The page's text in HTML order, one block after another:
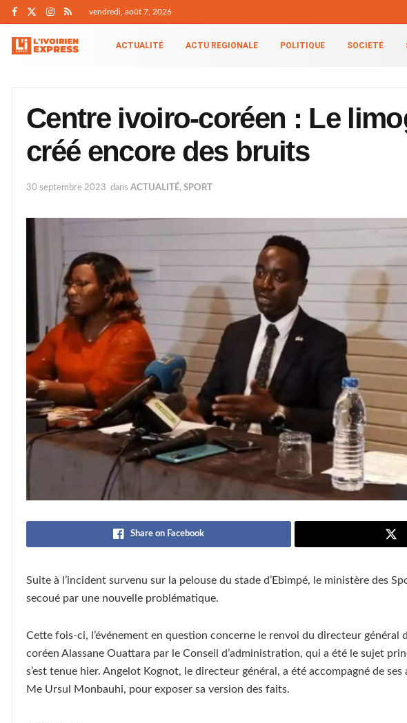
vendredi, août 7, 2026
ACTUALITÉ ACTU REGIONALE POLITIQUE SOCIETÉ
Centre ivoiro-coréen : Le
créé encore des bruits
30 septembre 2023 dans ACTUALITÉ, SPORT
Share on Facebook
Suite à l’incident survenu sur la pelouse du stade d’Ebimpé, le ministère des
secoué par une nouvelle problématique.
Cette fois-ci, l’événement en question concerne le renvoi du directeur
coréen Alassane Ouattara par le Conseil d’administration, qui a été le sujet
s’est tenue hier. Angelot Kognot, le directeur général, a été accompagné de
Me Ursul Monbauhi, pour exposer sa version des faits.